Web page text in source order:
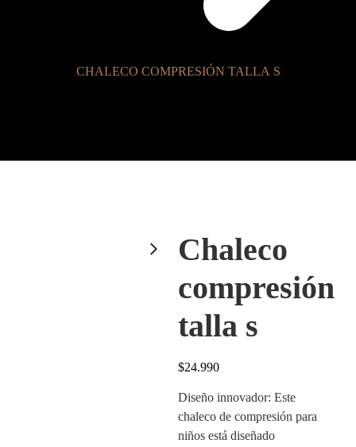
CHALECO COMPRESIÓN TALLA S
Chaleco
compresión
talla s
$24.990
Diseño innovador: Este
chaleco de compresión para
niños está diseñado